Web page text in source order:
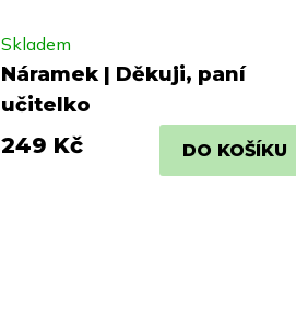
Náramek | Děkuji, paní
učitelko
Skladem
249 Kč DO KOŠÍKU